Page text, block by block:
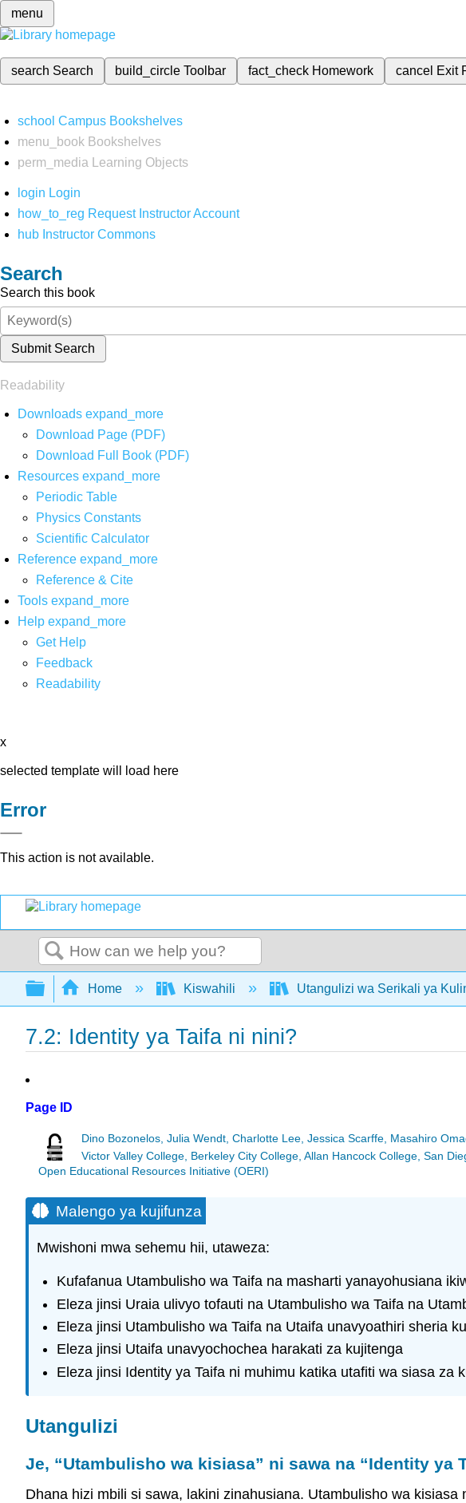
menu
search Search build_circleToolbar fact_check Homework cancel Exit
school Campus Bookshelves
menu_book Bookshelves
perm_media
Learning Objects
login Login
how_to_reg Request Instructor Account
hub Instructor Commons
Search
Search this book
Submit Search
Readability
Downloads expand_more
Download Page (PDF)
Download Full Book (PDF)
Resources expand_more
Periodic Table
Physics Constants
Scientific Calculator
Reference expand_more
Reference & Cite
Tools expand_more
Help expand_more
Get Help
Feedback
Readability
x
selected template will load here
Error
This action is not available.
Search
Expand/collapse global hierarchy
Home Kiswahili Utangulizi wa Serikali ya
7.2: Identity ya Taifa ni nini?
Page ID
Dino Bozonelos, Julia Wendt, Charlotte Lee, Jessica Scarffe, Masahiro
Victor Valley College, Berkeley City College, Allan Hancock College, San
Open Educational Resources Initiative (OERI)
Malengo ya kujifunza
Mwishoni mwa sehemu hii, utaweza:
Kufafanua Utambulisho wa Taifa na masharti yanayohusiana
Eleza jinsi Uraia ulivyo tofauti na Utambulisho wa Taifa na
Eleza jinsi Utambulisho wa Taifa na Utaifa unavyoathiri sheria
Eleza jinsi Utaifa unavyochochea harakati za kujitenga
Eleza jinsi Identity ya Taifa ni muhimu katika utafiti wa siasa za
Utangulizi
Je, “Utambulisho wa kisiasa” ni sawa na “Identity ya
Dhana hizi mbili si sawa, lakini zinahusiana. Utambulisho wa